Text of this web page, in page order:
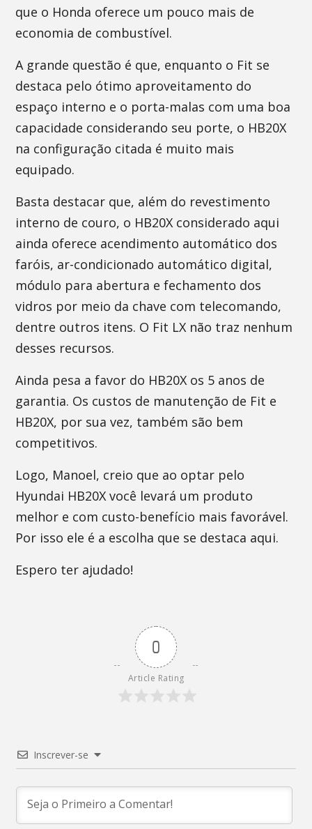
que o Honda oferece um pouco mais de
economia de combustível.
A grande questão é que, enquanto o Fit se
destaca pelo ótimo aproveitamento do
espaço interno e o porta-malas com uma boa
capacidade considerando seu porte, o HB20X
na configuração citada é muito mais
equipado.
Basta destacar que, além do revestimento
interno de couro, o HB20X considerado aqui
ainda oferece acendimento automático dos
faróis, ar-condicionado automático digital,
módulo para abertura e fechamento dos
vidros por meio da chave com telecomando,
dentre outros itens. O Fit LX não traz nenhum
desses recursos.
Ainda pesa a favor do HB20X os 5 anos de
garantia. Os custos de manutenção de Fit e
HB20X, por sua vez, também são bem
competitivos.
Logo, Manoel, creio que ao optar pelo
Hyundai HB20X você levará um produto
melhor e com custo-benefício mais favorável.
Por isso ele é a escolha que se destaca aqui.
Espero ter ajudado!
0
Article Rating
Inscrever-se